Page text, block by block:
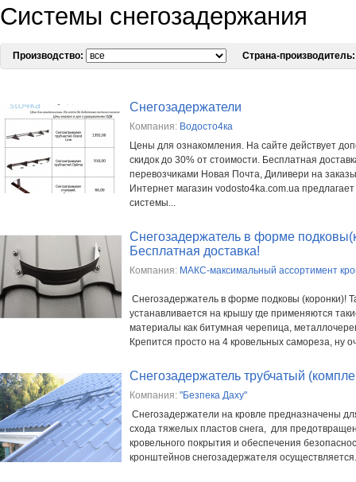
Системы снегозадержания
Производство: Страна-производитель:
Снегозадержатели
Компания: Водосто4ка
Цены для ознакомления. На сайте действует
скидок до 30% от стоимости. Бесплатная
перевозчиками Новая Почта, Диливери на
Интернет магазин vodosto4ka.com.ua
системы...
Снегозадержатель в форме
Бесплатная доставка!
Компания: МАКС-максимальный ассортимент
Снегозадержатель в форме подковы (коронки)!
устанавливается на крышу где применяются
материалы как битумная черепица,
Крепится просто на 4 кровельных самореза, ну
Снегозадержатель трубчатый
Компания: "Безпека Даху"
Снегозадержатели на кровле предназначены
схода тяжелых пластов снега, для
кровельного покрытия и обеспечения
кронштейнов снегозадержателя